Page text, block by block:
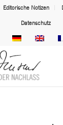
Editorische Notizen
Datenschutz